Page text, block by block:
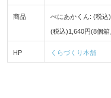
商品 べにあかくん: (税込
(税込)1,640円(8個箱
HP くらづくり本舗